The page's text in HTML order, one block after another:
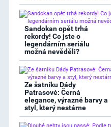
Sandokan opět trhá
rekordy! Co jste o
legendárním seriálu
možná nevěděli?
Ze šatníku Dády
Patrasové: Černá
elegance, výrazné barvy a
styl, který nestárne